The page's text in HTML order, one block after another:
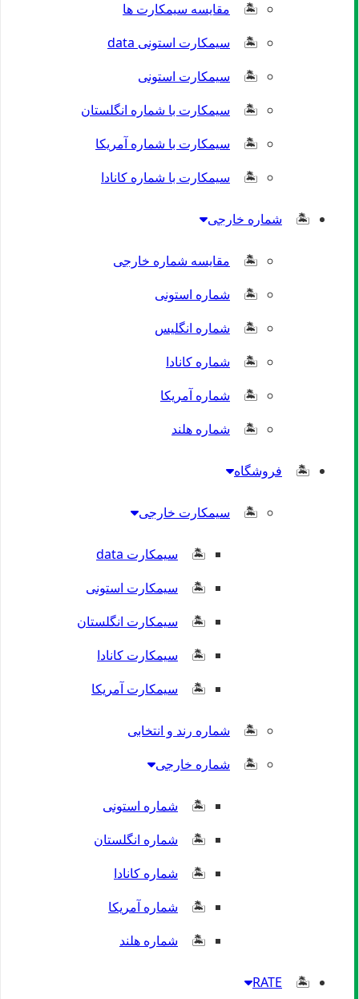
مقایسه سیمکارت ها
سیمکارت استونی data
سیمکارت استونی
سیمکارت با شماره انگلستان
سیمکارت با شماره آمریکا
سیمکارت با شماره کانادا
شماره خارجی
مقایسه شماره خارجی
شماره استونی
شماره انگلیس
شماره کانادا
شماره آمریکا
شماره هلند
فروشگاه
سیمکارت خارجی
سیمکارت data
سیمکارت استونی
سیمکارت انگلستان
سیمکارت کانادا
سیمکارت آمریکا
شماره رند و انتخابی
شماره خارجی
شماره استونی
شماره انگلستان
شماره کانادا
شماره آمریکا
شماره هلند
RATE